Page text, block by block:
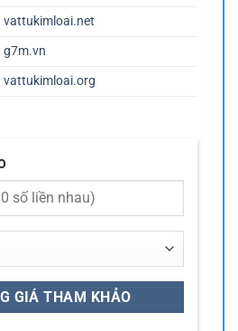
vattukimloai.net
g7m.vn
vattukimloai.org